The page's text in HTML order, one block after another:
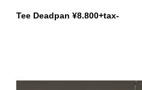
Tee Deadpan ¥8.800+tax-